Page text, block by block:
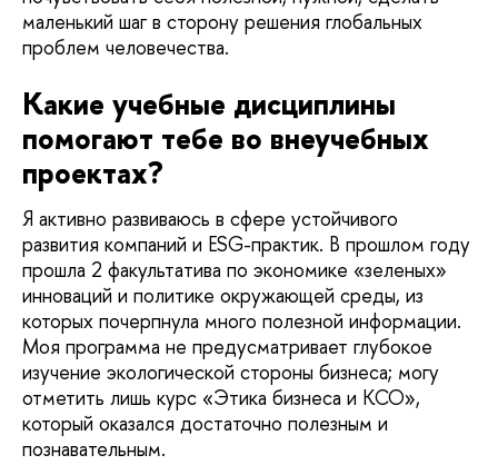
маленький шаг в сторону решения глобальных
проблем человечества.
Какие учебные дисциплины
помогают тебе во внеучебных
проектах?
Я активно развиваюсь в сфере устойчивого
развития компаний и ESG-практик. В прошлом году
прошла 2 факультатива по экономике «зеленых»
инноваций и политике окружающей среды, из
которых почерпнула много полезной информации.
Моя программа не предусматривает глубокое
изучение экологической стороны бизнеса; могу
отметить лишь курс «Этика бизнеса и КСО»,
который оказался достаточно полезным и
познавательным.